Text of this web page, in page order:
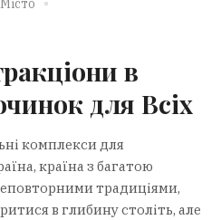
Місто
в
для Всіх
комплекси для
країна з багатою
традиціями,
в глибину століть, але